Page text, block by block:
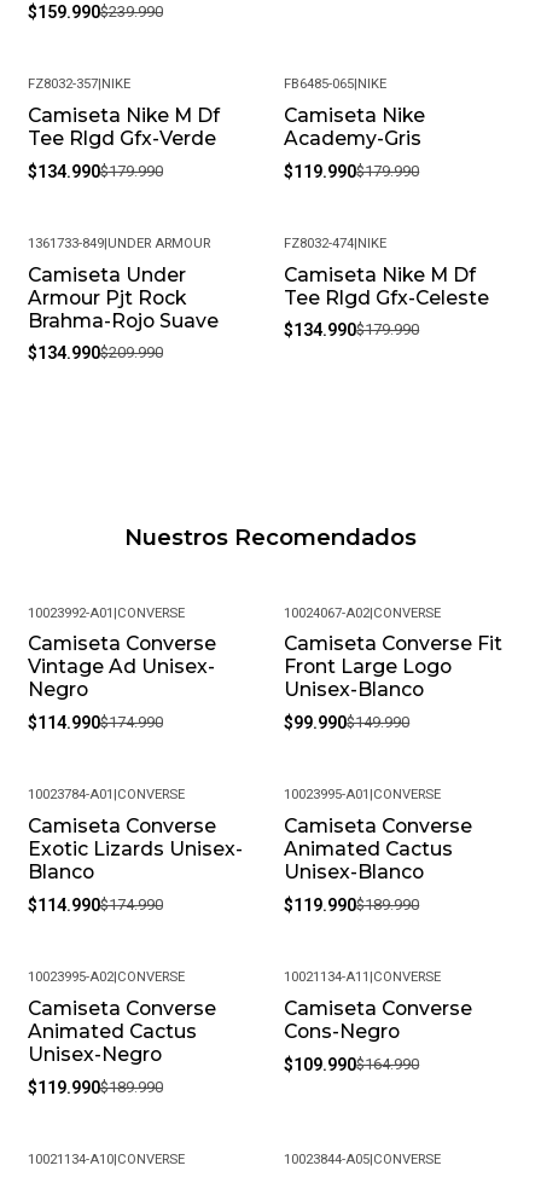
$159.990$239.990
-25%
FZ8032-357| NIKE
Camiseta Nike M Df
Tee Rlgd Gfx-Verde
$134.990$179.990
-33%
FB6485-065 NIKE
Camiseta Nike
Academy-Gris
$119.990$179.990
-36%
1361733-849| UNDER ARMOUR
Camiseta Under
Armour Pjt Rock
Brahma-Rojo Suave
$134.990$209.990
-25%
FZ8032-474 NIKE
Camiseta Nike M Df
Tee Rlgd Gfx-Celeste
$134.990$179.990
Nuestros Recomendados
-34%
10023992-A01 |CONVERSE
Camiseta Converse
Vintage Ad Unisex-
Negro
$114.990$174.990
-33%
10024067-A02|CONVERSE
Camiseta Converse Fit
Front Large Logo
Unisex-Blanco
$99.990$149.990
-34%
10023784-A01 CONVERSE
Camiseta Converse
Exotic Lizards Unisex-
Blanco
$114.990$174.990
-37%
10023995-A01 CONVERSE
Camiseta Converse
Animated Cactus
Unisex-Blanco
$119.990$189.990
-37%
10023995-A02| CONVERSE
Camiseta Converse
Animated Cactus
Unisex-Negro
$119.990$189.990
-33%
10021134-A11 CONVERSE
Camiseta Converse
Cons-Negro
$109.990$164.990
10021134-A10| CONVERSE 10023844-A05 CONVERSE